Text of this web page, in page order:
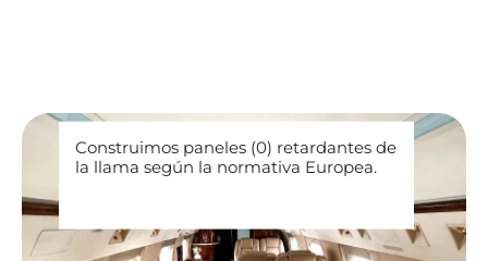
Construimos paneles (0) retardantes de
la llama según la normativa Europea.